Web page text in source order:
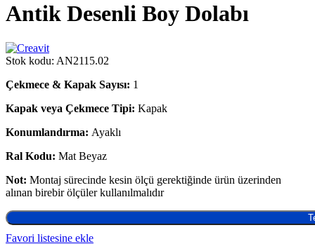
Antik Desenli Boy Dolabı
Stok kodu: AN2115.02
Çekmece & Kapak Sayısı: 1
Kapak veya Çekmece Tipi: Kapak
Konumlandırma: Ayaklı
Ral Kodu: Mat Beyaz
Not: Montaj sürecinde kesin ölçü gerektiğinde ürün üzerinden
alınan birebir ölçüler kullanılmalıdır
Favori listesine ekle